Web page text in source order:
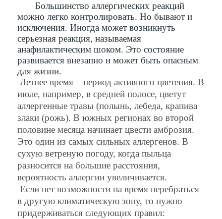
Большинство аллергических реакций
можно легко контролировать. Но бывают и
исключения. Иногда может возникнуть
серьезная реакция, называемая
анафилактическим шоком. Это состояние
развивается внезапно и может быть опасным
для жизни.
Летнее время – период активного цветения. В
июле, например, в средней полосе, цветут
аллергенные травы (полынь, лебеда, крапива
злаки (рожь). B южных регионах во второй
половине месяца начинает цвести амброзия.
Это один из самых сильных аллергенов. B
сухую ветреную погоду, когда пыльца
разносится на большие расстояния,
вероятность аллергии увеличивается.
Если нет возможности на время перебраться
в другую климатическую зону, то нужно
придерживаться следующих правил: